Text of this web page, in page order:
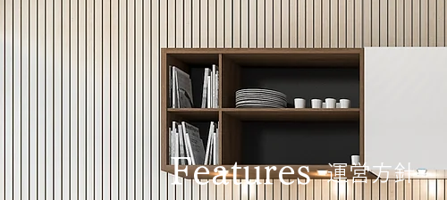
Features 運営方針